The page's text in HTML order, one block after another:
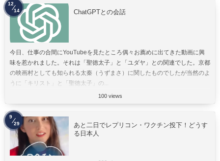
ChatGPTとの会話
今日、仕事の合間にYouTubeを見たところ偶々お薦めに出てきた動画に興
味を惹かれました。それは「聖徳太子」と「ユダヤ」との関連でした。京都
の映画村としても知られる太秦（うずまさ）に関したものでしたが当然のよ
うに「キリスト」と「聖徳太子」の...
100 views
12
14
あと二日でレプリコン・ワクチン投下！どうす
る日本人
9
29